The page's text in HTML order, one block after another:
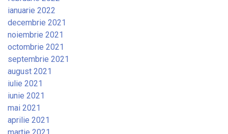
ianuarie 2022
decembrie 2021
noiembrie 2021
octombrie 2021
septembrie 2021
august 2021
iulie 2021
iunie 2021
mai 2021
aprilie 2021